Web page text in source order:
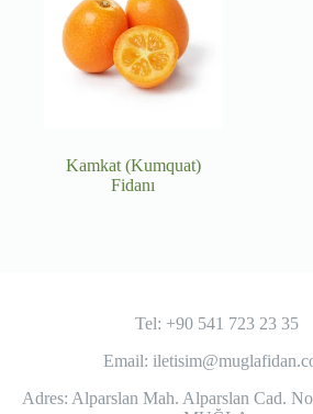
Kamkat (Kumquat)
Fidanı
Tel: +90 541 723 23 35
Email:
Adres: Alparslan Mah. Alparslan Cad.